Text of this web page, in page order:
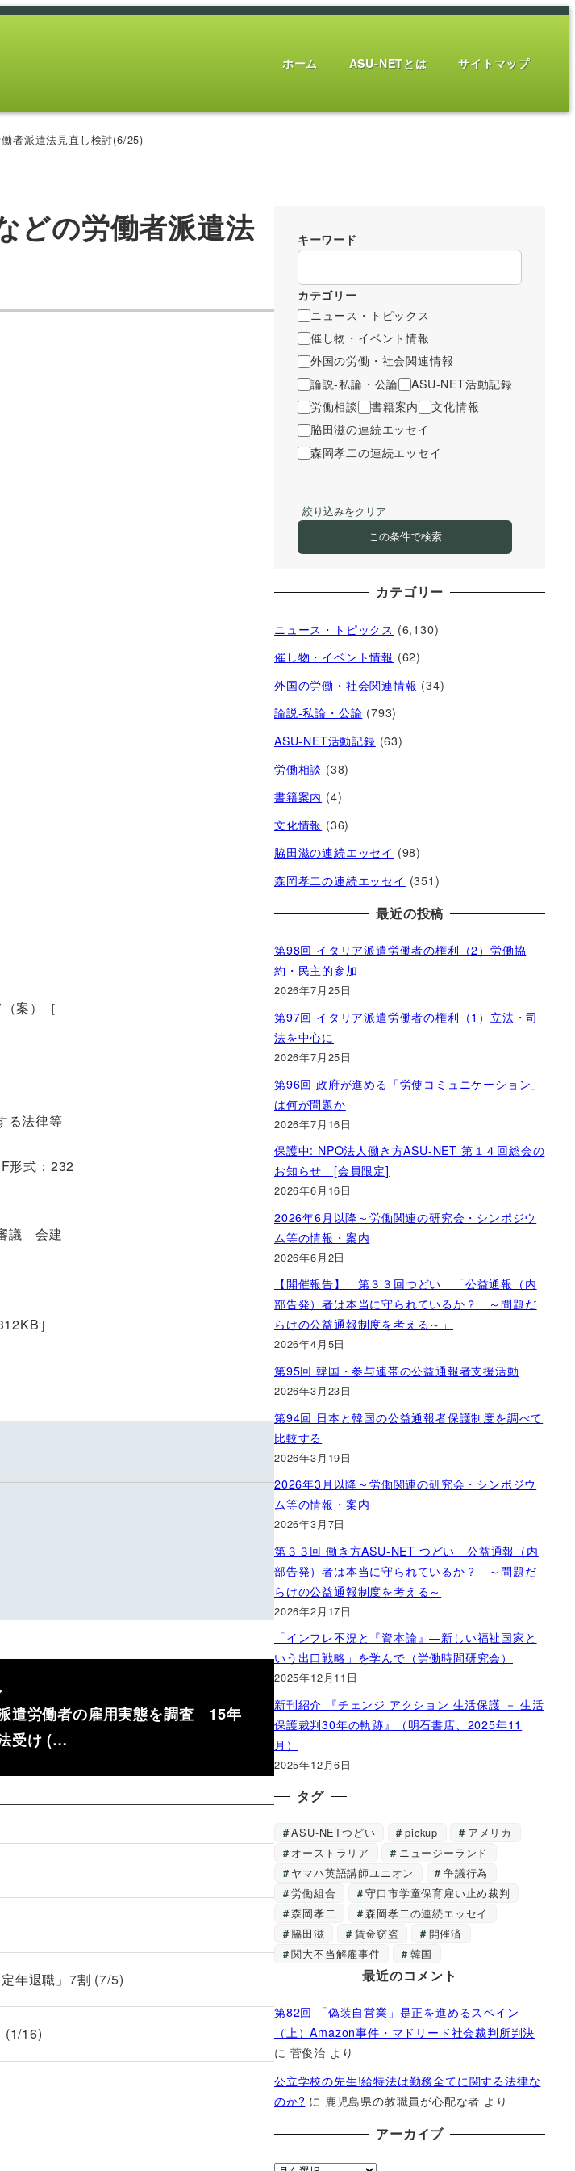
ホーム ASU-NETとは サイトマップ
者派遣法見直し検討(6/25)
どの労働者派遣法
案）［
る法律等
形式：232
議 会建
］
遣労働者の雇用実態を調査 15年
受け (…
年退職」7割 (7/5)
(1/16)
キーワード
カテゴリー
ニュース・トピックス
催し物・イベント情報
外国の労働・社会関連情報
論説-私論・公論
ASU-NET活動記録
労働相談
書籍案内
文化情報
脇田滋の連続エッセイ
森岡孝二の連続エッセイ
絞り込みをクリア
この条件で検索
カテゴリー
ニュース・トピックス (6,130)
催し物・イベント情報 (62)
外国の労働・社会関連情報 (34)
論説-私論・公論 (793)
ASU-NET活動記録 (63)
労働相談 (38)
書籍案内 (4)
文化情報 (36)
脇田滋の連続エッセイ (98)
森岡孝二の連続エッセイ (351)
最近の投稿
第98回 イタリア派遣労働者の権利（2）労働協
約・民主的参加
2026年7月25日
第97回 イタリア派遣労働者の権利（1）立法・司
法を中心に
2026年7月25日
第96回 政府が進める「労使コミュニケーション」
は何が問題か
2026年7月16日
保護中: NPO法人働き方ASU-NET 第１４回総会の
お知らせ [会員限定]
2026年6月16日
2026年6月以降～労働関連の研究会・シンポジウ
ム等の情報・案内
2026年6月2日
【開催報告】 第３３回つどい 「公益通報（内
部告発）者は本当に守られているか？ ～問題だ
らけの公益通報制度を考える～」
2026年4月5日
第95回 韓国・参与連帯の公益通報者支援活動
2026年3月23日
第94回 日本と韓国の公益通報者保護制度を調べて
比較する
2026年3月19日
2026年3月以降～労働関連の研究会・シンポジウ
ム等の情報・案内
2026年3月7日
第３３回 働き方ASU-NET つどい 公益通報（内
部告発）者は本当に守られているか？ ～問題だ
らけの公益通報制度を考える～
2026年2月17日
「インフレ不況と『資本論』―新しい福祉国家と
いう出口戦略」を学んで（労働時間研究会）
2025年12月11日
新刊紹介 『チェンジ アクション 生活保護 － 生活
保護裁判30年の軌跡』（明石書店、2025年11
月）
2025年12月6日
タグ
ASU-NETつどい pickup
アメリカ
オーストラリア
ニュージーランド
ヤマハ英語講師ユニオン
争議行為
労働組合
守口市学童保育雇い止め裁判
森岡孝二
森岡孝二の連続エッセイ
脇田滋
賃金窃盗
開催済
関大不当解雇事件
韓国
最近のコメント
第82回 「偽装自営業」是正を進めるスペイン
（上）Amazon事件・マドリード社会裁判所判決
に 菅俊治 より
公立学校の先生!給特法は勤務全てに関する法律な
のか? に 鹿児島県の教職員が心配な者 より
アーカイブ